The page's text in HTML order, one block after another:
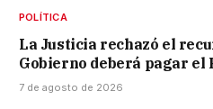
POLÍTICA
La Justicia rechazó el
Gobierno deberá pagar el
7 de agosto de 2026